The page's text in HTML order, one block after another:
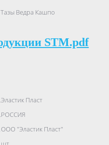
Ведра Кашпо
STM.pdf
Эластик Пласт
РОССИЯ
ООО "Эластик Пласт"